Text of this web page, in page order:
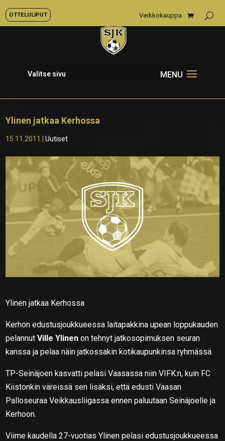
OTTELULIPUT Verkkokauppa
Valitse sivu
Ylinen jatkaa Kerhossa
15.11.2011 |Uutiset
Ylinen jatkaa Kerhossa
Kerhon edustusjoukkueessa laitapakkina upean loppukauden
pelannutVille Ylinenon tehnyt jatkosopimuksen seuran
kanssa ja pelaa näin jatkossakin kotikaupunkinsa ryhmässä.
TP-Seinäjoen kasvatti pelasi Vaasassa niin VIFK:n, kuin FC
Kiistonkin väreissä sen lisäksi, että edusti Vaasan
Palloseuraa Veikkausliigassa ennen paluutaan Seinäjoelle ja
Kerhoon.
Viime kaudella 27-vuotias Ylinen pelasi edustusjoukkueessa